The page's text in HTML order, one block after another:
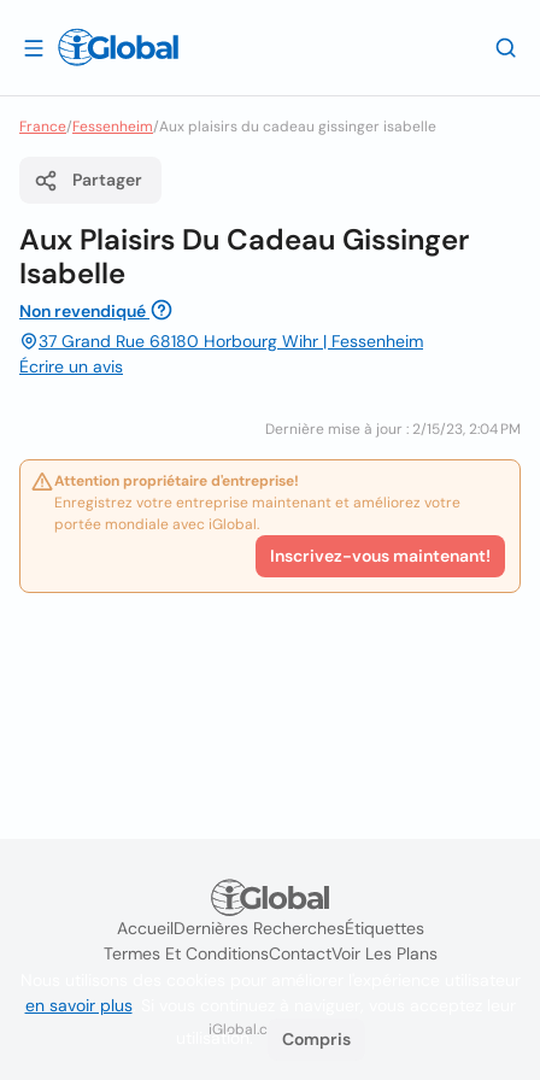
France/Fessenheim/Aux plaisirs du cadeau gissinger isabelle
Partager
Aux Plaisirs Du Cadeau Gissinger
Isabelle
Non revendiqué
37 Grand Rue 68180 Horbourg Wihr | Fessenheim
Écrire un avis
Dernière mise à jour : 2/15/23, 2:04 PM
Attention propriétaire d'entreprise!
Enregistrez votre entreprise maintenant et améliorez votre
portée mondiale avec iGlobal.
Inscrivez-vous maintenant!
AccueilDernières RecherchesÉtiquettes
Termes Et ConditionsContactVoir Les Plans
iGlobal.co @ 2024
en savoir plus. Si vous continuez à naviguer, vous acceptez leur
utilisation.
Compris